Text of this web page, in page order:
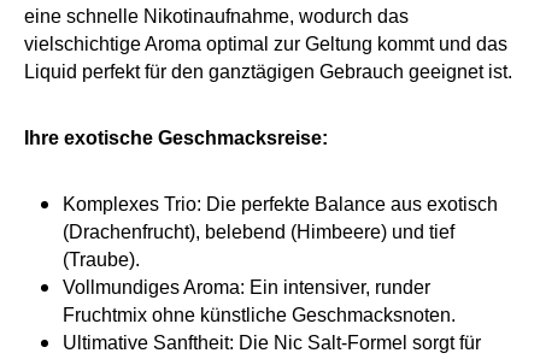
eine schnelle Nikotinaufnahme, wodurch das
vielschichtige Aroma optimal zur Geltung kommt und das
Liquid perfekt für den ganztägigen Gebrauch geeignet ist.
Ihre exotische Geschmacksreise:
Komplexes Trio: Die perfekte Balance aus exotisch
(Drachenfrucht), belebend (Himbeere) und tief
(Traube).
Vollmundiges Aroma: Ein intensiver, runder
Fruchtmix ohne künstliche Geschmacksnoten.
Ultimative Sanftheit: Die Nic Salt-Formel sorgt für